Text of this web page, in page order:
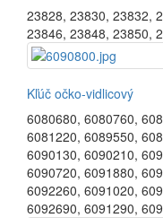
23828, 23830, 23832,
23846, 23848, 23850,
Kľúč očko-vidlicový
6080680, 6080760,
6081220, 6089550,
6090130, 6090210,
6090720, 6091880,
6092260, 6091020,
6092690, 6091290,